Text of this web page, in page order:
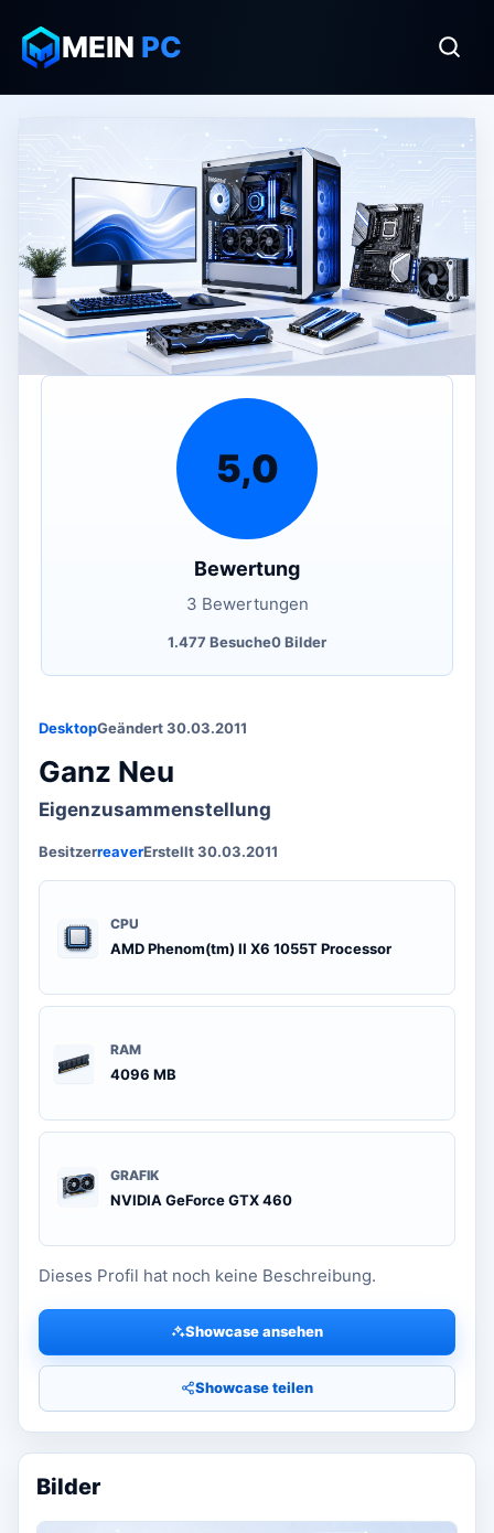
MEIN PC
DesktopGeändert 30.03.2011
Ganz Neu
Eigenzusammenstellung
BesitzerreaverErstellt 30.03.2011
CPU
AMD Phenom(tm) II X6 1055T Processor
RAM
4096 MB
GRAFIK
NVIDIA GeForce GTX 460
Dieses Profil hat noch keine Beschreibung.
Showcase ansehen
Showcase teilen
5,0
Bewertung
3 Bewertungen
1.477 Besuche0 Bilder
Bilder